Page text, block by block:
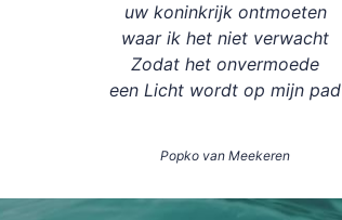
uw koninkrijk ontmoeten
waar ik het niet verwacht
Zodat het onvermoede
een Licht wordt op mijn pad
Popko van Meekeren